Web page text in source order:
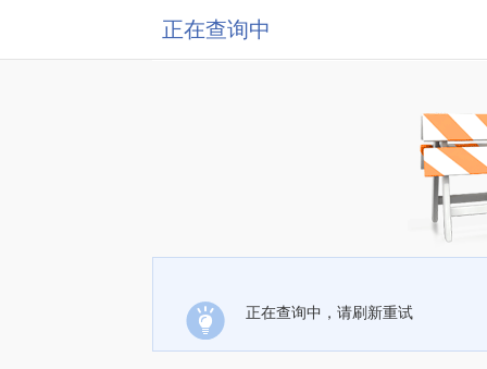
正在查询中
正在查询中，请刷新重试